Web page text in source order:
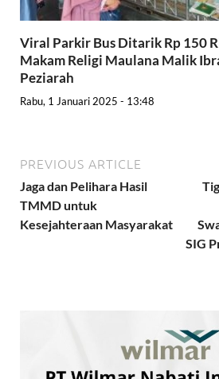
Viral Parkir Bus Ditarik Rp 150
Makam Religi Maulana Malik
Peziarah
Rabu, 1 Januari 2025 - 13:48
PREVIOUS ARTICLE
Jaga dan Pelihara Hasil
TMMD untuk
Kesejahteraan Masyarakat
SIG